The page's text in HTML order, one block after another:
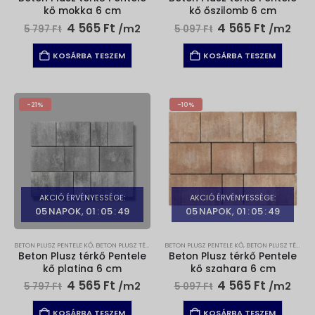
kő mokka 6 cm
5 797Ft Original
was:
5
797 Ft.
4 565 FtCurrent
price
is:
4
565 Ft.
/m2
KOSÁRBA TESZEM
kő őszilomb 6 cm
5 097Ft Original
was:
5
097 Ft.
4 565 Ft Current
price
is:
4
565 Ft.
/m2
KOSÁRBA TESZEM
-21%
AKCIÓ ÉRVÉNYESSÉGE:
05NAPOK 01 :05:48
BETON PLUSZ PENTELE KŐ BETON PLUSZ TÉRKŐ TÉRKŐ
Beton Plusz térkő Pentele
kő platina 6 cm
5 797Ft Original
price
was:
4 565 FtCurrent
price
is:
/m2
-10%
AKCIÓ ÉRVÉNYESSÉGE:
05NAPOK 01 :05:48
BETON PLUSZ PENTELE KŐ BETON PLUSZ TÉRKŐ
Beton Plusz térkő Pentele
kő szahara 6 cm
5 097Ft Original
price
was:
4 565 Ft Current
price
is:
/m2